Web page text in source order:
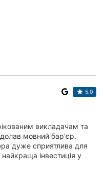
5.0
викладачам та
мовний бар'єр.
дуже сприятлива для
інвестиція у